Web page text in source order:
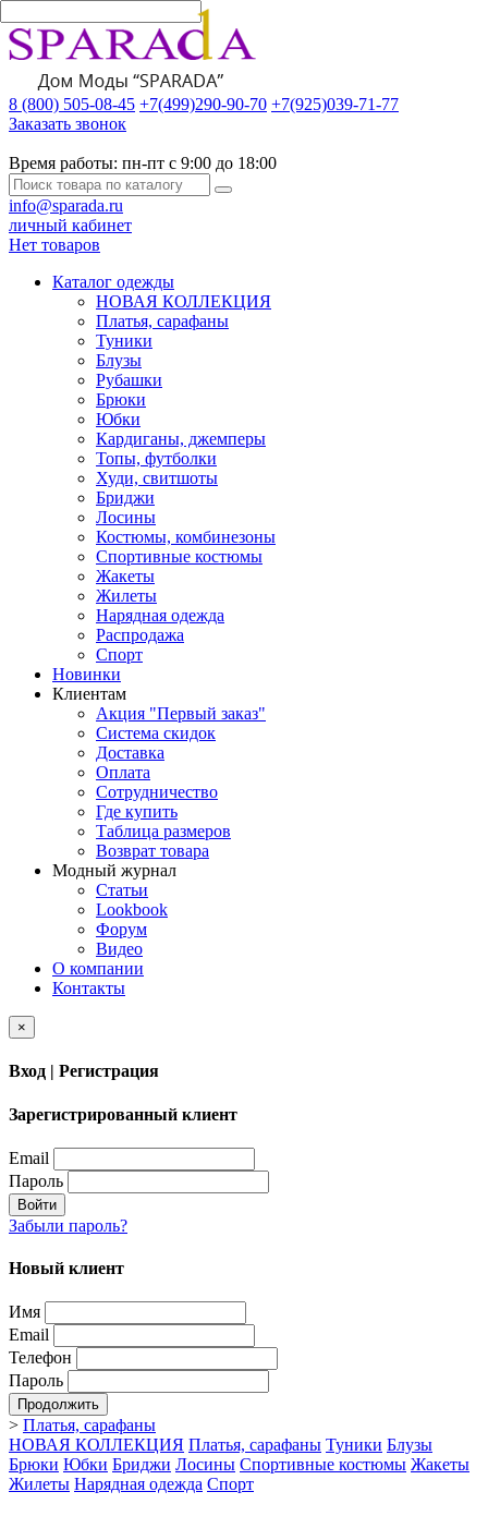
8 (800) 505-08-45 +7(499)290-90-70 +7(925)039-71-77
Заказать звонок
Время работы: пн-пт с 9:00 до 18:00
info@sparada.ru
личный кабинет
Нет товаров
Каталог одежды
НОВАЯ КОЛЛЕКЦИЯ
Платья, сарафаны
Туники
Блузы
Рубашки
Брюки
Юбки
Кардиганы, джемперы
Топы, футболки
Худи, свитшоты
Бриджи
Лосины
Костюмы, комбинезоны
Спортивные костюмы
Жакеты
Жилеты
Нарядная одежда
Распродажа
Спорт
Новинки
Клиентам
Акция "Первый заказ"
Система скидок
Доставка
Оплата
Сотрудничество
Где купить
Таблица размеров
Возврат товара
Модный журнал
Статьи
Lookbook
Форум
Видео
О компании
Контакты
×
Вход | Регистрация
Зарегистрированный клиент
Email
Пароль
Войти
Забыли пароль?
Новый клиент
Имя
Email
Телефон
Пароль
Продолжить
> Платья, сарафаны
НОВАЯ КОЛЛЕКЦИЯ Платья, сарафаны Туники Блузы
Брюки Юбки Бриджи Лосины Спортивные костюмы Жакеты
Жилеты Нарядная одежда Спорт